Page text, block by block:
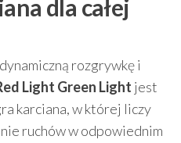
dla całej
rozgrywkę i
Light Green Light jest
karciana, w której liczy
ruchów w odpowiednim